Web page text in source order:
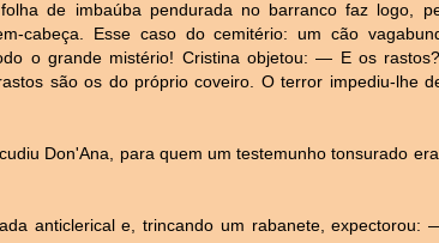
de imbaúba pendurada no barranco faz logo,
cabeça. Esse caso do cemitério: um cão
o grande mistério! Cristina objetou: — E os
são os do próprio coveiro. O terror impediu-lhe
Don'Ana, para quem um testemunho tonsurado
anticlerical e, trincando um rabanete, expectorou: